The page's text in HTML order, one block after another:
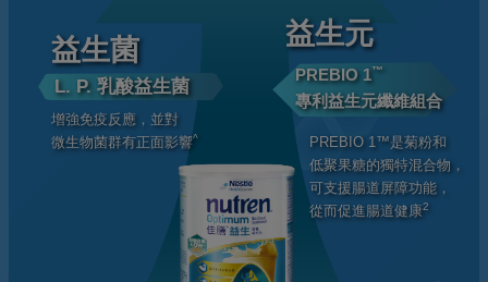
益生菌
L. P. 乳酸益生菌
增強免疫反應，並對
微生物菌群有正面影響^
益生元
PREBIO 1™
專利益生元纖維組合
PREBIO 1™是菊粉和
低聚果糖的獨特混合物，
可支援腸道屏障功能，
從而促進腸道健康2